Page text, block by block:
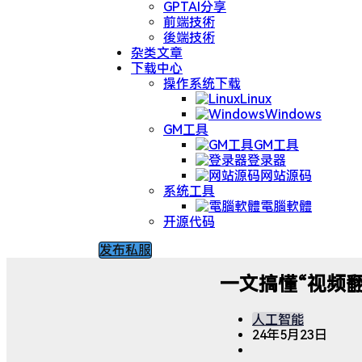
GPTAI分享
前端技術
後端技術
杂类文章
下载中心
操作系统下载
Linux
Windows
GM工具
GM工具
登录器
网站源码
系统工具
電腦軟體
开源代码
发布私服
一文搞懂“视频
人工智能
24年5月23日